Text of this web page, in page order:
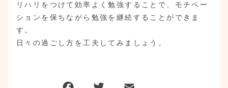
リハリをつけて効率よく勉強することで、モチベー
ションを保ちながら勉強を継続することができま
す。
日々の過ごし方を工夫してみましょう。